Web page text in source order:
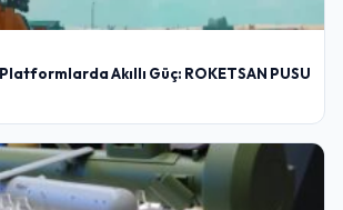
Akıllı Güç: ROKETSAN PUSU